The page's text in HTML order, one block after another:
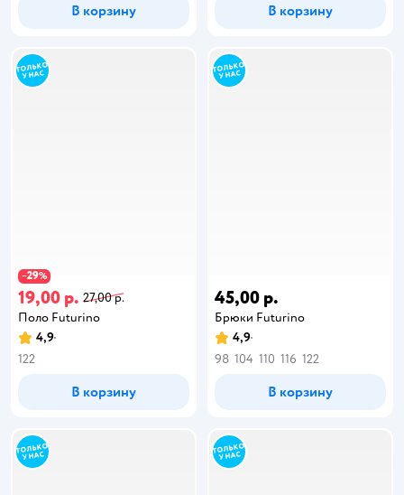
В корзину В корзину
−29%
19,00 р. 27,00 р.
Поло Futurino
4,9
122
В корзину
45,00 р.
Брюки Futurino
4,9
98 104 110 116 122
В корзину